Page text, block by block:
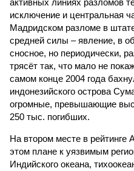
активных линиях разломов
исключение и центральная
Мадридском разломе в
средней силы – явление, в
сносное, но периодически,
трясёт так, что мало не
самом конце 2004 года
индонезийского острова
огромные, превышающие
250 тыс. погибших.
На втором месте в рейтинге
этом плане к уязвимым
Индийского океана,